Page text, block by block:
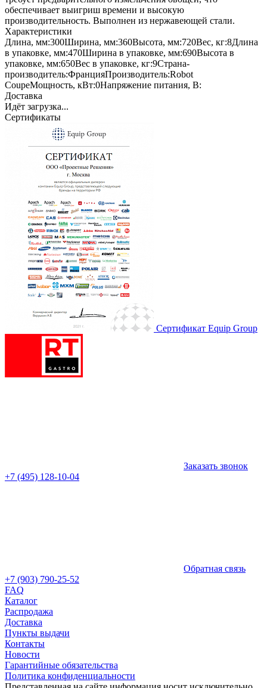
обеспечивает выигриш времени и высокую
производительность. Выполнен из нержавеющей стали.
Характеристики
Длина, мм:300Ширина, мм:360Высота, мм:720Вес, кг:8Длина
в упаковке, мм:470Ширина в упаковке, мм:690Высота в
упаковке, мм:650Вес в упаковке, кг:9Страна-
производитель:ФранцияПроизводитель:Robot
CoupeМощность, кВт:0Напряжение питания, В:
Доставка
Идёт загрузка...
Сертификаты
Сертификат Equip Group
Заказать звонок
+7 (495) 128-10-04
Обратная связь
+7 (903) 790-25-52
FAQ
Каталог
Распродажа
Доставка
Пункты выдачи
Контакты
Новости
Гарантийные обязательства
Политика конфиденциальности